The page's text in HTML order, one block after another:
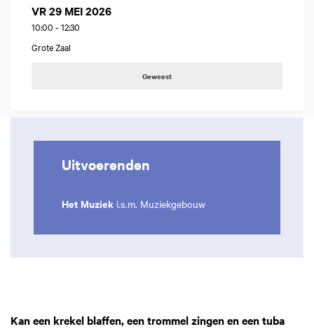
VR 29 MEI 2026
10:00 - 12:30
Grote Zaal
Geweest
Uitvoerenden
Het Muziek i.s.m. Muziekgebouw
Kan een krekel blaffen, een trommel zingen en een tuba